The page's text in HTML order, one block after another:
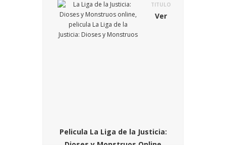
TITULO
Ver
Pelicula La Liga de la Justicia: